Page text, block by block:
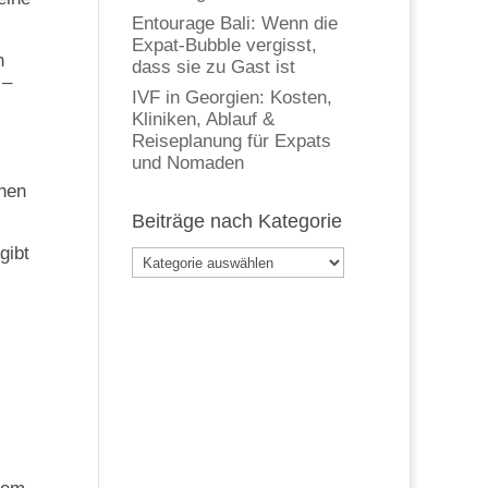
Entourage Bali: Wenn die
Expat-Bubble vergisst,
dass sie zu Gast ist
IVF in Georgien: Kosten,
Kliniken, Ablauf &
Reiseplanung für Expats
und Nomaden
Beiträge nach Kategorie
Beiträge
nach